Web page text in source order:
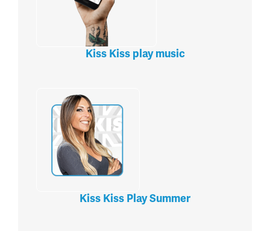
Kiss Kiss play music
Kiss Kiss Play Summer